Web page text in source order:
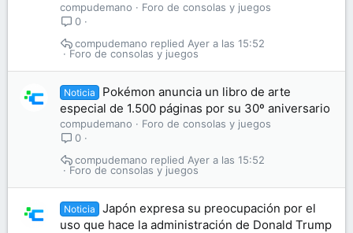
compudemano
Foro de consolas y juegos
0
Foro de consolas y juegos
Ayer a las 15:52
compudemano
Noticia
Pokémon anuncia un libro de arte
especial de 1.500 páginas por su 30º aniversario
compudemano
Foro de consolas y juegos
0
Foro de consolas y juegos
Ayer a las 15:52
compudemano
Noticia
Japón expresa su preocupación por el
uso que hace la administración de Donald Trump